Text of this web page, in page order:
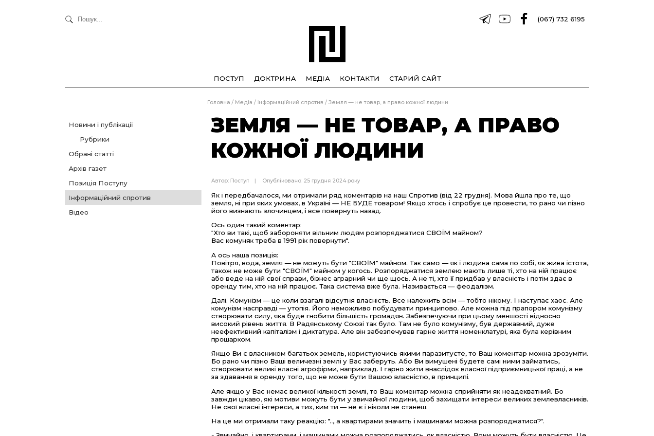
(067) 732 6195
ПОСТУП ДОКТРИНА МЕДІА КОНТАКТИ СТАРИЙ САЙТ
Головна / Медіа / Інформаційний спротив / Земля — не товар, а право кожної людини
Новини і публікації
Рубрики
Обрані статті
Архів газет
Позиція Поступу
Інформаційний спротив
Відео
ЗЕМЛЯ — НЕ ТОВАР, А ПРАВО
КОЖНОЇ ЛЮДИНИ
Автор: Поступ Опубліковано: 25 грудня 2024 року
Як і передбачалося, ми отримали ряд коментарів на наш Спротив (від 22 грудня). Мова йшла про те, що
земля, ні при яких умовах, в Україні — НЕ БУДЕ товаром! Якщо хтось і спробує це провести, то рано чи пізно
його визнають злочинцем, і все повернуть назад.
Ось один такий коментар:
"Хто ви такі, щоб забороняти вільним людям розпоряджатися СВОЇМ майном?
Вас комуняк треба в 1991 рік повернути".
А ось наша позиція:
Повітря, вода, земля — не можуть бути "СВОЇМ" майном. Так само — як і людина сама по собі, як жива істота,
також не може бути "СВОЇМ" майном у когось. Розпоряджатися землею мають лише ті, хто на ній працює
або веде на ній свої справи, бізнес аграрний чи ще щось. А не ті, хто її придбав у власність і потім здає в
оренду тим, хто на ній працює. Така система вже була. Називається — феодалізм.
Далі. Комунізм — це коли взагалі відсутня власність. Все належить всім — тобто нікому. І наступає хаос. Але
комунізм насправді — утопія. Його неможливо побудувати принципово. Але можна під прапором комунізму
створювати силу, яка буде гнобити більшість громадян. Забезпечуючи при цьому меншості відносно
високий рівень життя. В Радянському Союзі так було. Там не було комунізму, був державний, дуже
неефективний капіталізм і диктатура. Але він забезпечував гарне життя номенклатурі, яка була керівним
прошарком.
Якщо Ви є власником багатьох земель, користуючись якими паразитуєте, то Ваш коментар можна зрозуміти.
Бо рано чи пізно Ваші величезні землі у Вас заберуть. Або Ви вимушені будете самі ними займатись,
створювати великі власні агрофірми, наприклад. І гарно жити внаслідок власної підприємницької праці, а не
за здавання в оренду того, що не може бути Вашою власністю, в принципі.
Але якщо у Вас немає великої кількості землі, то Ваш коментар можна сприйняти як неадекватний. Бо
завжди цікаво, які мотиви можуть бути у звичайної людини, щоб захищати інтереси великих землевласників.
Не свої власні інтереси, а тих, ким ти — не є і ніколи не станеш.
На це ми отримали таку реакцію: ".., а квартирами значить і машинами можна розпоряджатися?".